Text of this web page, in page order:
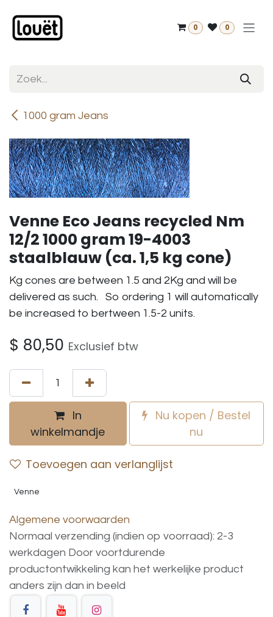
0 0
1000 gram Jeans
Venne Eco Jeans recycled Nm
12/2 1000 gram 19-4003
staalblauw (ca. 1,5 kg cone)
Kg cones are between 1.5 and 2Kg and will be
delivered as such. So ordering 1 will automatically
be increased to bertween 1.5-2 units.
$ 80,50 Exclusief btw
In
winkelmandje
Nu kopen / Bestel
nu
Toevoegen aan verlanglijst
Venne
Algemene voorwaarden
Normaal verzending (indien op voorraad): 2-3
werkdagen Door voortdurende
productontwikkeling kan het werkelijke product
anders zijn dan in beeld